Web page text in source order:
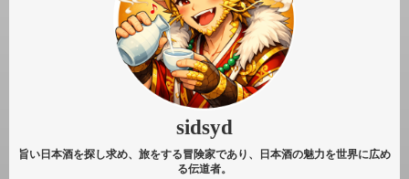
sidsyd
旨い日本酒を探し求め、旅をする冒険家であり、日本酒の魅力を世界に広め
る伝道者。